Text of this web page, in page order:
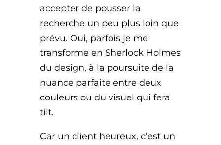
accepter de pousser la
recherche un peu plus loin que
prévu. Oui, parfois je me
transforme en Sherlock Holmes
du design, à la poursuite de la
nuance parfaite entre deux
couleurs ou du visuel qui fera
tilt.
Car un client heureux, c’est un